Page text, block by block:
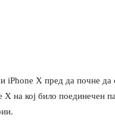
iPhone X пред да почне да
на кој било поединечен